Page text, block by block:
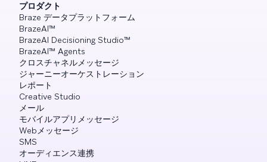
プロダクト
Braze データプラットフォーム
BrazeAI™
BrazeAI Decisioning Studio™
BrazeAI™ Agents
クロスチャネルメッセージ
ジャーニーオーケストレーション
レポート
Creative Studio
メール
モバイルアプリメッセージ
Webメッセージ
SMS
オーディエンス連携